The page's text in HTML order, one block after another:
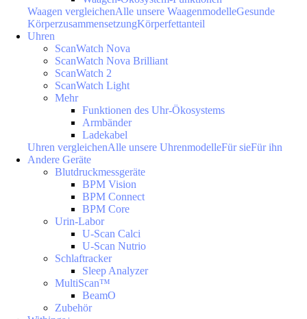
Waagen vergleichenAlle unsere WaagenmodelleGesunde
KörperzusammensetzungKörperfettanteil
Uhren
ScanWatch Nova
ScanWatch Nova Brilliant
ScanWatch 2
ScanWatch Light
Mehr
Funktionen des Uhr-Ökosystems
Armbänder
Ladekabel
Uhren vergleichenAlle unsere UhrenmodelleFür sieFür ihn
Andere Geräte
Blutdruckmessgeräte
BPM Vision
BPM Connect
BPM Core
Urin-Labor
U-Scan Calci
U-Scan Nutrio
Schlaftracker
Sleep Analyzer
MultiScan™
BeamO
Zubehör